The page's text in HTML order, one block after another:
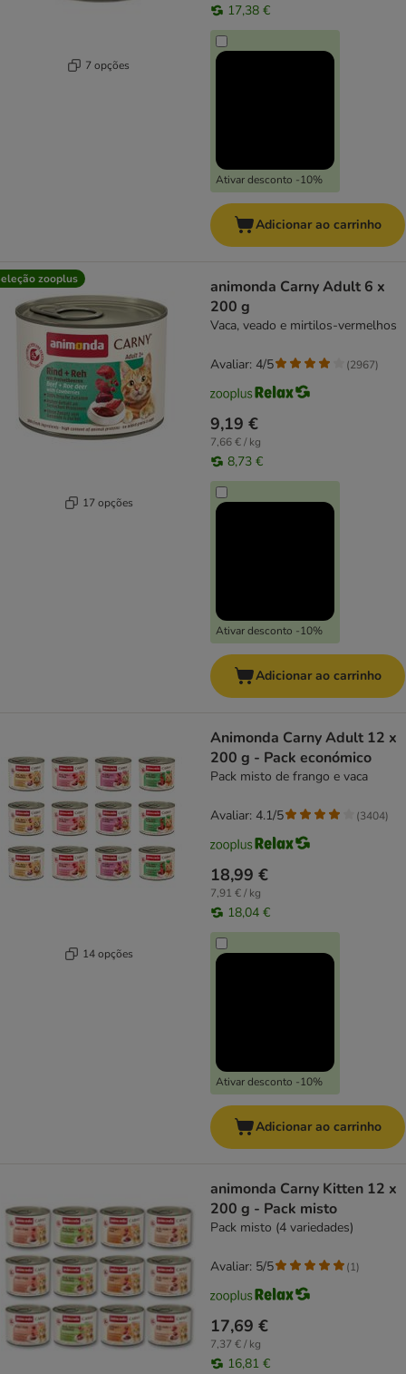
7 opções
17,38 €
Ativar desconto -10%
Adicionar ao carrinho
zooplus
17 opções
animonda Carny Adult 6 x
200 g
Vaca, veado e mirtilos-vermelhos
9,19 €
7,66 € / kg
8,73 €
Ativar desconto -10%
Avaliar: 4/5 (2967)
Adicionar ao carrinho
14 opções
Animonda Carny Adult 12 x
200 g - Pack económico
Pack misto de frango e vaca
18,99 €
7,91 € / kg
18,04 €
Ativar desconto -10%
Avaliar: 4.1/5 (3404)
Adicionar ao carrinho
animonda Carny Kitten 12 x
200 g - Pack misto
Pack misto (4 variedades)
17,69 €
7,37 € / kg
16,81 €
Avaliar: 5/5 (1)